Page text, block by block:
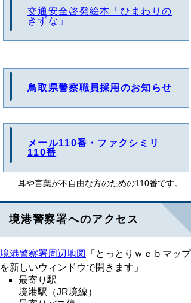
交通安全啓発絵本「ひまわりの
きずな」
鳥取県警察職員採用のお知らせ
メール110番・ファクシミリ
110番
耳や言葉が不自由な方のための110番です。
境港警察署へのアクセス
境港警察署周辺地図
「とっとりｗｅｂマップ
を新しいウィンドウで開きます」
最寄り駅
境港駅（JR境線）